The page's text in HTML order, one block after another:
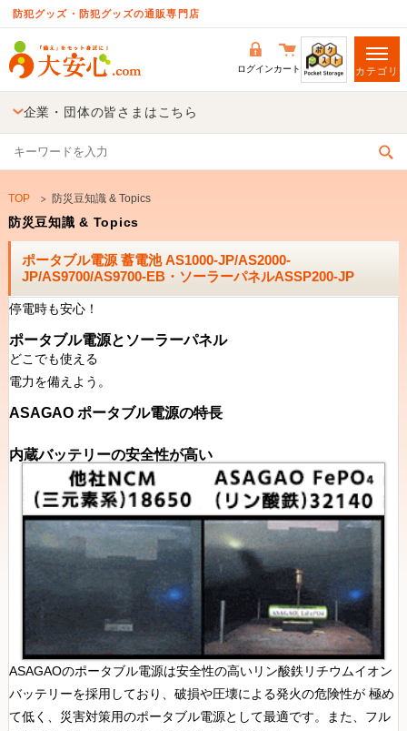
防犯グッズ・防犯グッズの通販専門店
ログインカート カテゴリ
企業・団体の皆さまはこちら
TOP 防災豆知識 & Topics
防災豆知識 & Topics
ポータブル電源 蓄電池 AS1000-JP/AS2000-
JP/AS9700/AS9700-EB・ソーラーパネルASSP200-JP
停電時も安心！
ポータブル電源とソーラーパネル
どこでも使える
電力を備えよう。
ASAGAO ポータブル電源の特長
内蔵バッテリーの安全性が高い
ASAGAOのポータブル電源は安全性の高いリン酸鉄リチウムイオン
バッテリーを採用しており、破損や圧壊による発火の危険性が 極め
て低く、災害対策用のポータブル電源として最適です。また、フル